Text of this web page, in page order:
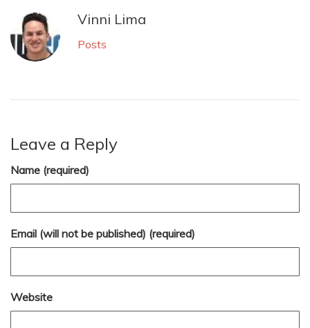
Vinni Lima
Posts
Leave a Reply
Name (required)
Email (will not be published) (required)
Website